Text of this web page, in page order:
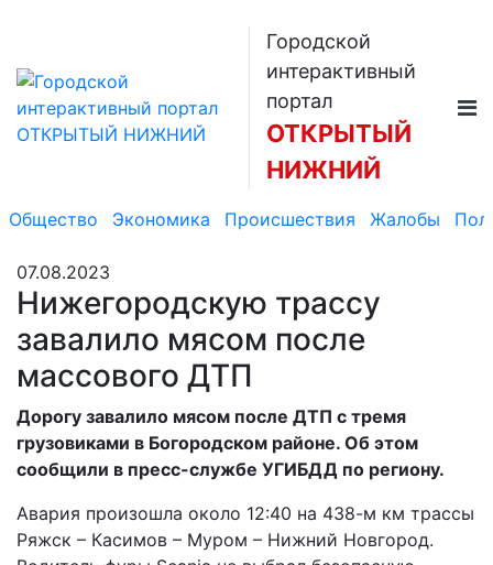
Городской
интерактивный
портал
ОТКРЫТЫЙ
НИЖНИЙ
Общество Экономика Происшествия Жалобы
07.08.2023
Нижегородскую трассу
завалило мясом после
массового ДТП
Дорогу завалило мясом после ДТП с тремя
грузовиками в Богородском районе. Об этом
сообщили в пресс-службе УГИБДД по региону.
Авария произошла около 12:40 на 438-м км трассы
Ряжск – Касимов – Муром – Нижний Новгород.